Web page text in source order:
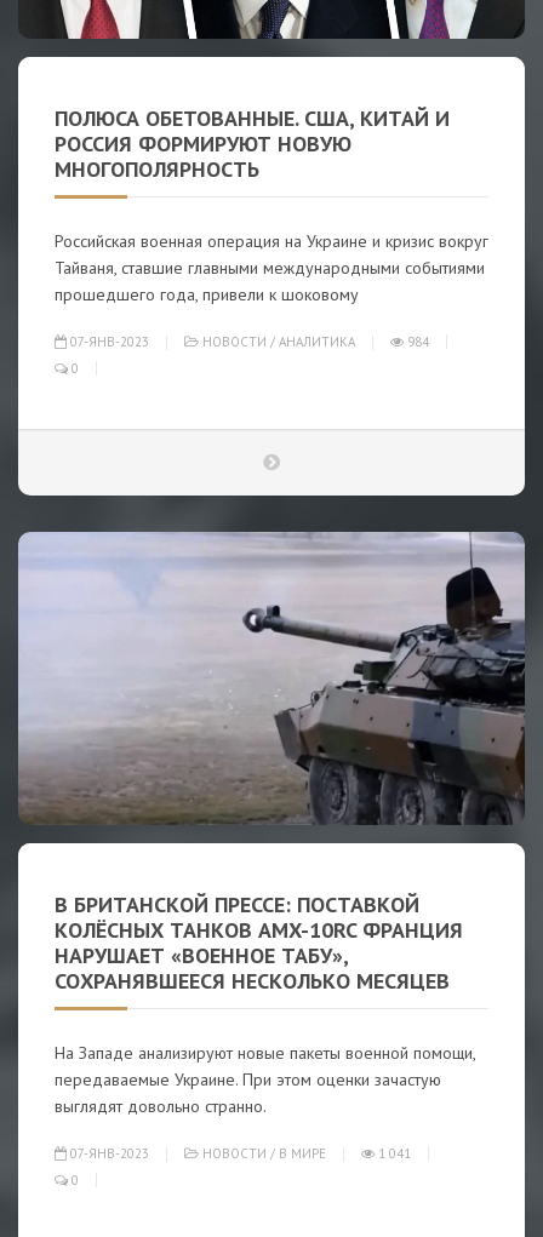
ПОЛЮСА ОБЕТОВАННЫЕ. США, КИТАЙ И
РОССИЯ ФОРМИРУЮТ НОВУЮ
МНОГОПОЛЯРНОСТЬ
Российская военная операция на Украине и кризис вокруг
Тайваня, ставшие главными международными событиями
прошедшего года, привели к шоковому
07-ЯНВ-2023 НОВОСТИ / АНАЛИТИКА
984
0
В БРИТАНСКОЙ ПРЕССЕ: ПОСТАВКОЙ
КОЛЁСНЫХ ТАНКОВ AMX-10RC ФРАНЦИЯ
НАРУШАЕТ «ВОЕННОЕ ТАБУ»,
СОХРАНЯВШЕЕСЯ НЕСКОЛЬКО МЕСЯЦЕВ
На Западе анализируют новые пакеты военной помощи,
передаваемые Украине. При этом оценки зачастую
выглядят довольно странно.
07-ЯНВ-2023 НОВОСТИ / В МИРЕ
1 041
0